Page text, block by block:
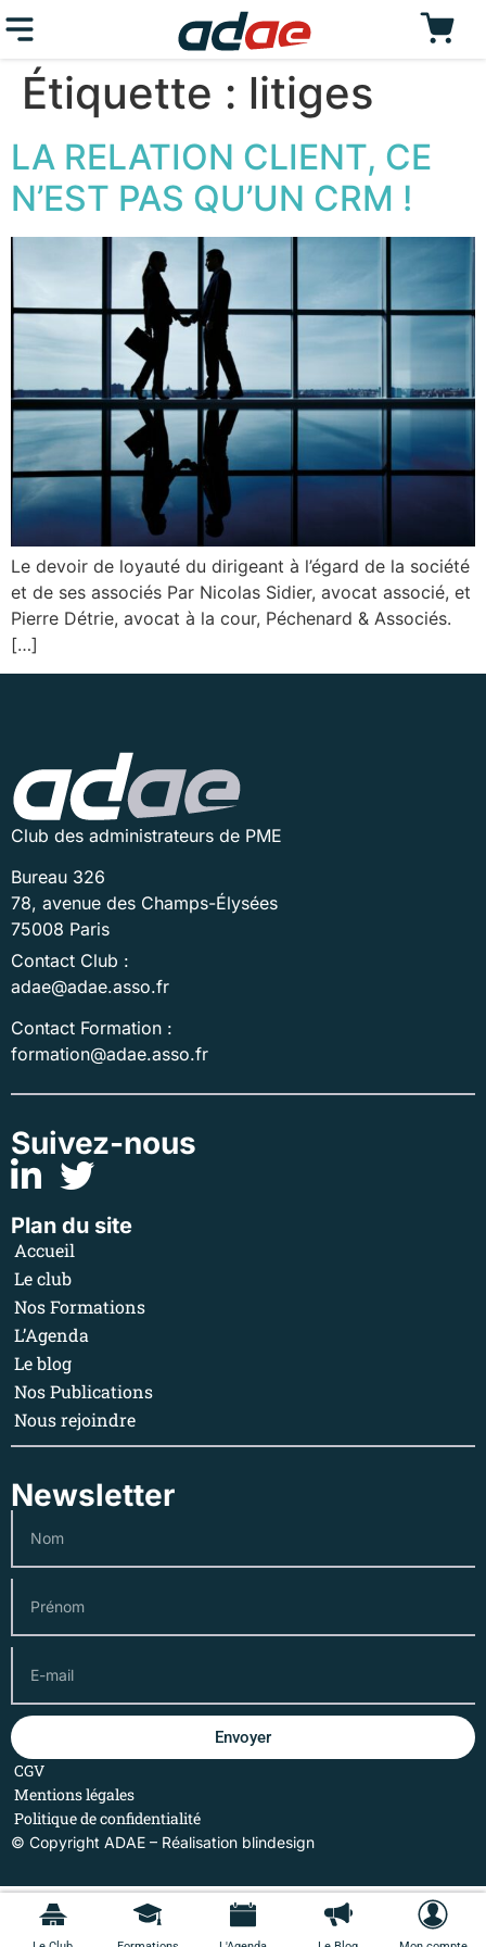
Étiquette : litiges
LA RELATION CLIENT, CE
N’EST PAS QU’UN CRM !
Le devoir de loyauté du dirigeant à l’égard de la société
et de ses associés Par Nicolas Sidier, avocat associé, et
Pierre Détrie, avocat à la cour, Péchenard & Associés.
[…]
Club des administrateurs de PME
Bureau 326
78, avenue des Champs-Élysées
75008 Paris
Contact Club :
adae@adae.asso.fr
Contact Formation :
formation@adae.asso.fr
Suivez-nous
Plan du site
Accueil
Le club
Nos Formations
L’Agenda
Le blog
Nos Publications
Nous rejoindre
Newsletter
Envoyer
CGV
Mentions légales
Politique de confidentialité
© Copyright ADAE – Réalisation blindesign